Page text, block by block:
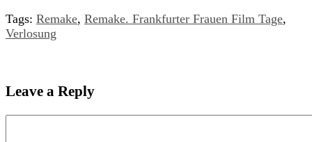
Tags: Remake, Remake. Frankfurter Frauen Film Tage,
Verlosung
Leave a Reply